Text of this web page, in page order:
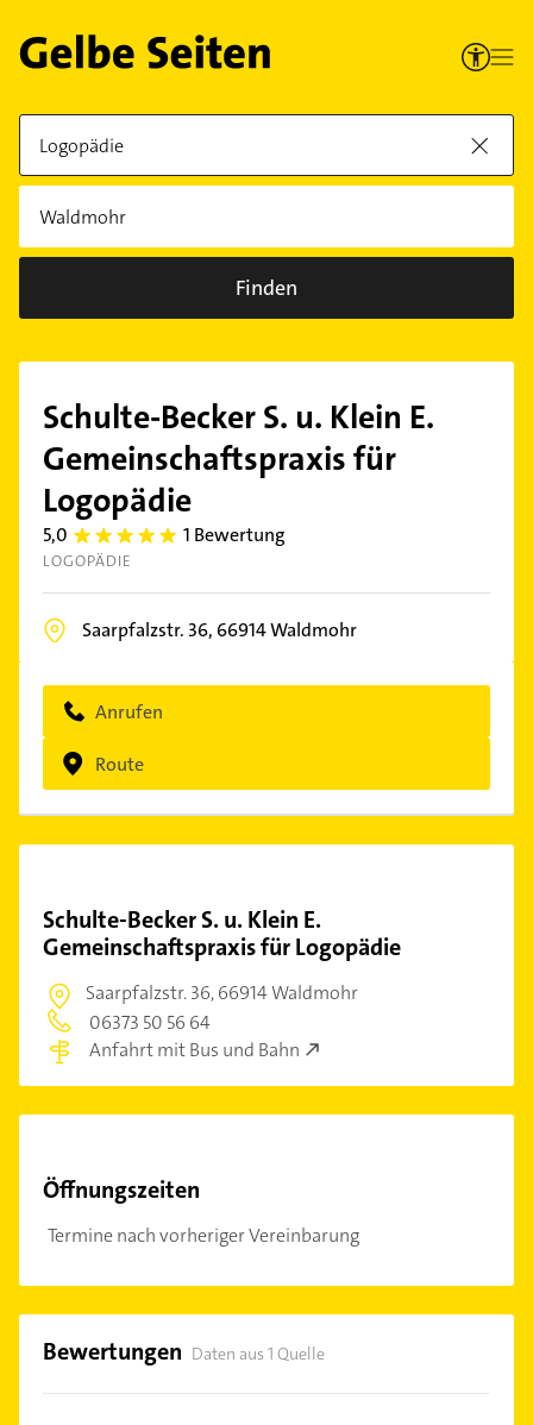
Finden
Schulte-Becker S. u. Klein E.
Gemeinschaftspraxis für
Logopädie
5,0 5.0 1 Bewertung
LOGOPÄDIE
Saarpfalzstr. 36, 66914Waldmohr
Anrufen
Route
Schulte-Becker S. u. Klein E.
Gemeinschaftspraxis für Logopädie
Saarpfalzstr. 36,66914 Waldmohr
06373 50 56 64
Anfahrt mit Bus und Bahn
Öffnungszeiten
Termine nach vorheriger Vereinbarung
Bewertungen Daten aus 1 Quelle